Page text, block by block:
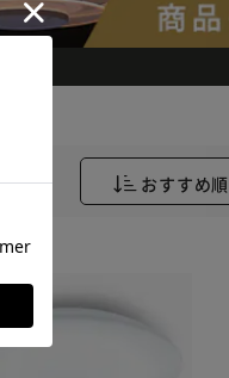
おすすめ順